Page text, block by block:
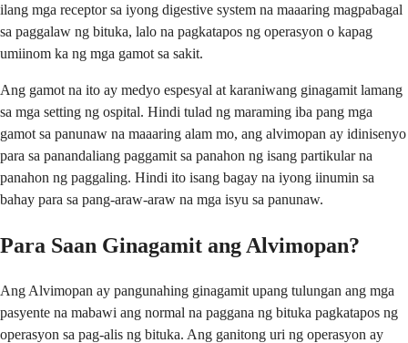
ilang mga receptor sa iyong digestive system na maaaring magpabagal
sa paggalaw ng bituka, lalo na pagkatapos ng operasyon o kapag
umiinom ka ng mga gamot sa sakit.
Ang gamot na ito ay medyo espesyal at karaniwang ginagamit lamang
sa mga setting ng ospital. Hindi tulad ng maraming iba pang mga
gamot sa panunaw na maaaring alam mo, ang alvimopan ay idinisenyo
para sa panandaliang paggamit sa panahon ng isang partikular na
panahon ng paggaling. Hindi ito isang bagay na iyong iinumin sa
bahay para sa pang-araw-araw na mga isyu sa panunaw.
Para Saan Ginagamit ang Alvimopan?
Ang Alvimopan ay pangunahing ginagamit upang tulungan ang mga
pasyente na mabawi ang normal na paggana ng bituka pagkatapos ng
operasyon sa pag-alis ng bituka. Ang ganitong uri ng operasyon ay